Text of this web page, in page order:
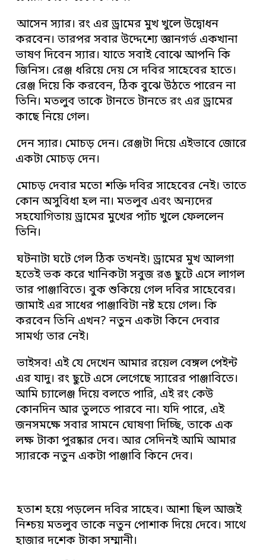
আসেন স্যার। রং এর ড্রামের মুখ খুলে উদ্বোধন
করবেন। তারপর সবার উদ্দেশ্যে জ্ঞানগর্ভ একখানা
ভাষণ দিবেন স্যার। যাতে সবাই বোঝে আপনি কি
জিনিস। রেঞ্জ ধরিয়ে দেয় সে দবির সাহেবের হাতে।
রেঞ্জ দিয়ে কি করবেন, ঠিক বুঝে উঠতে পারেন না
তিনি। মতলুব তাকে টানতে টানতে রং এর ড্রামের
কাছে নিয়ে গেল।
দেন স্যার। মোচড় দেন। রেঞ্জটা দিয়ে এইভাবে জোরে
একটা মোচড় দেন।
মোচড় দেবার মতো শক্তি দবির সাহেবের নেই। তাতে
কোন অসুবিধা হল না। মতলুব এবং অন্যদের
সহযোগিতায় ড্রামের মুখের প্যাঁচ খুলে ফেললেন
তিনি।
ঘটনাটা ঘটে গেল ঠিক তখনই। ড্রামের মুখ আলগা
হতেই ভক করে খানিকটা সবুজ রঙ ছুটে এসে লাগল
তার পাঞ্জাবিতে। বুক শুকিয়ে গেল দবির সাহেবের।
জামাই এর সাধের পাঞ্জাবিটা নষ্ট হয়ে গেল। কি
করবেন তিনি এখন? নতুন একটা কিনে দেবার
সামর্থ্য তার নেই।
ভাইসব! এই যে দেখেন আমার রয়েল বেঙ্গল পেইন্ট
এর যাদু। রং ছুটে এসে লেগেছে স্যারের পাঞ্জাবিতে।
আমি চ্যালেঞ্জ দিয়ে বলতে পারি, এই রং কেউ
কোনদিন আর তুলতে পারবে না। যদি পারে, এই
জনসমক্ষে সবার সামনে ঘোষণা দিচ্ছি, তাকে এক
লক্ষ টাকা পুরষ্কার দেব। আর সেদিনই আমি আমার
স্যারকে নতুন একটা পাঞ্জাবি কিনে দেব।
হতাশ হয়ে পড়লেন দবির সাহেব। আশা ছিল আজই
নিশ্চয় মতলুব তাকে নতুন পোশাক দিয়ে দেবে। সাথে
হাজার দশেক টাকা সম্মানী।